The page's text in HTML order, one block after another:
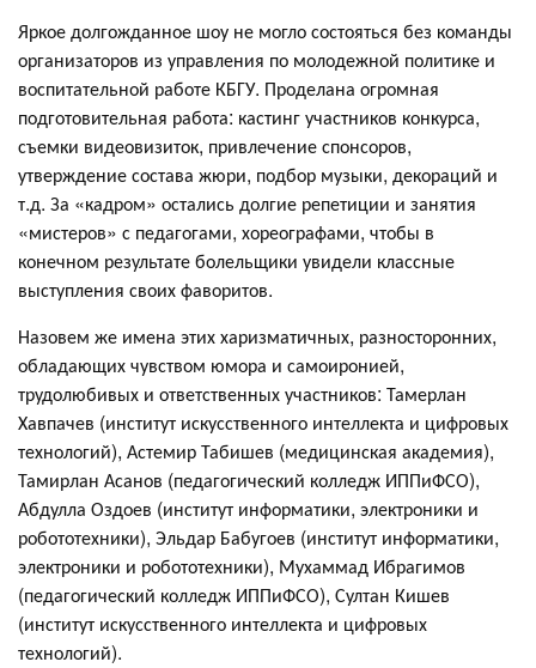
Яркое долгожданное шоу не могло состояться без команды
организаторов из управления по молодежной политике и
воспитательной работе КБГУ. Проделана огромная
подготовительная работа: кастинг участников конкурса,
съемки видеовизиток, привлечение спонсоров,
утверждение состава жюри, подбор музыки, декораций и
т.д. За «кадром» остались долгие репетиции и занятия
«мистеров» с педагогами, хореографами, чтобы в
конечном результате болельщики увидели классные
выступления своих фаворитов.
Назовем же имена этих харизматичных, разносторонних,
обладающих чувством юмора и самоиронией,
трудолюбивых и ответственных участников: Тамерлан
Хавпачев (институт искусственного интеллекта и цифровых
технологий), Астемир Табишев (медицинская академия),
Тамирлан Асанов (педагогический колледж ИППиФСО),
Абдулла Оздоев (институт информатики, электроники и
робототехники), Эльдар Бабугоев (институт информатики,
электроники и робототехники), Мухаммад Ибрагимов
(педагогический колледж ИППиФСО), Султан Кишев
(институт искусственного интеллекта и цифровых
технологий).